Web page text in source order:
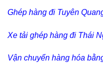
Ghép hàng đi Tuyên
Xe tải ghép hàng đi Thái
Vận chuyển hàng hóa